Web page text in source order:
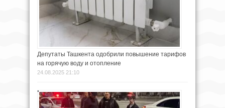
Депутаты Ташкента одобрили повышение тарифов
на горячую воду и отопление
24.08.2025 21:10